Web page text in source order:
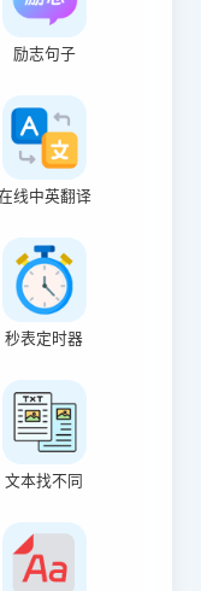
励志句子
线中英翻译
秒表定时器
文本找不同